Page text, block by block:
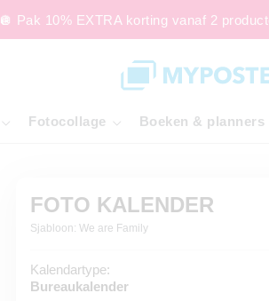
🪩 Pak 10% EXTRA korting vanaf 2
Fotocollage Boeken & planners
FOTO KALENDER
Sjabloon: We are Family
Kalendartype:
Bureaukalender